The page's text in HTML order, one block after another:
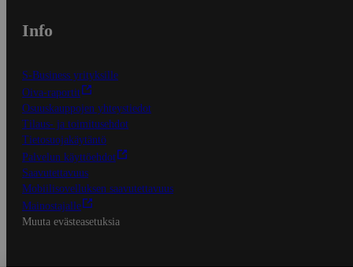
Info
S-Business yrityksille
Oiva-raportit
Osuuskauppojen yhteystiedot
Tilaus- ja toimitusehdot
Tietosuojakäytäntö
Palvelun käyttöehdot
Saavutettavuus
Mobiilisovelluksen saavutettavuus
Mainostajalle
Muuta evästeasetuksia